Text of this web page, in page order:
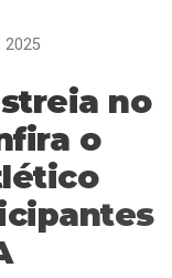
2025
no
o